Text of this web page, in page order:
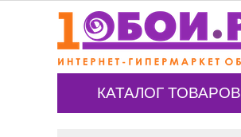
КАТАЛОГ ТОВАРОВ